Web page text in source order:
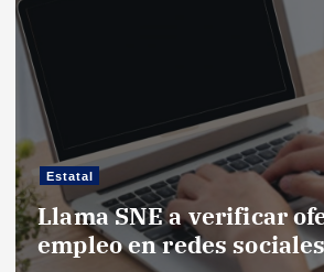
Estatal
Llama SNE a verificar
empleo en redes